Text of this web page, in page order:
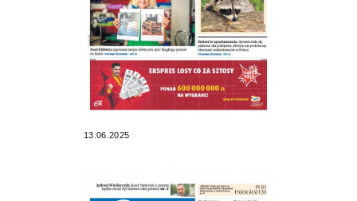
13.06.2025